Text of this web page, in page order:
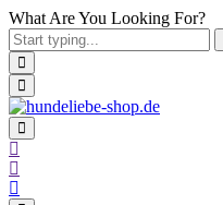
What Are You Looking For?